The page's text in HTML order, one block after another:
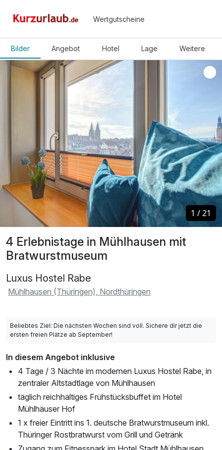
Wertgutscheine
Bilder Angebot Hotel Lage Weitere
4 Erlebnistage in Mühlhausen mit
Bratwurstmuseum
Luxus Hostel Rabe
Mühlhausen (Thüringen), Nordthüringen
1 /21
1 /21
Beliebtes Ziel: Die nächsten Wochen sind voll. Sichere dir jetzt die
ersten freien Plätze ab September!
In diesem Angebot inklusive
4 Tage / 3 Nächte im modernen Luxus Hostel Rabe, in
zentraler Altstadtlage von Mühlhausen
täglich reichhaltiges Frühstücksbuffet im Hotel
Mühlhäuser Hof
1 x freier Eintritt ins 1. deutsche Bratwurstmuseum inkl.
Thüringer Rostbratwurst vom Grill und Getränk